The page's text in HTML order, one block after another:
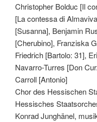
Christopher Bolduc [Il
[La contessa di
[Susanna], Benjamin
[Cherubino], Franziska
Friedrich [Bartolo: 31],
Navarro-Turres [Don
Carroll [Antonio]
Chor des Hessischen
Hessisches
Konrad Junghänel,